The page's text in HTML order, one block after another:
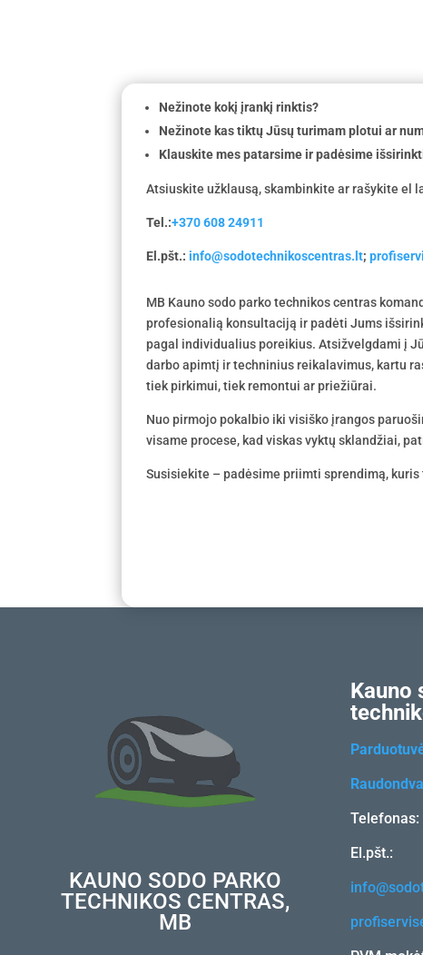
Nežinote kokį įrankį rinktis?
Nežinote kas tiktų Jūsų turimam plotui ar
Klauskite mes patarsime ir padėsime
Atsiuskite užklausą, skambinkite ar rašykite el
Tel.:+370 608 24911
El.pšt.:info@sodotechnikoscentras.lt;
MB Kauno sodo parko technikos centras
profesionalią konsultaciją ir padėti Jums
pagal individualius poreikius. Atsižvelgdami į
darbo apimtį ir techninius reikalavimus, kartu
tiek pirkimui, tiek remontui ar priežiūrai.
Nuo pirmojo pokalbio iki visiško įrangos
visame procese, kad viskas vyktų sklandžiai,
Susisiekite – padėsime priimti sprendimą,
KAUNO SODO PARKO
TECHNIKOS CENTRAS,
MB
Kauno
Telefonas:
El.pšt.: